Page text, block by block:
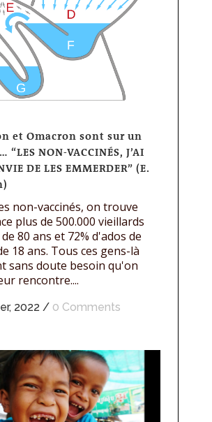
et Omacron sont sur un
“LES NON-VACCINÉS, J’AI
DE LES EMMERDER” (E.
non-vaccinés, on trouve
plus de 500.000 vieillards
80 ans et 72% d'ados de
18 ans. Tous ces gens-là
sans doute besoin qu'on
rencontre....
2022 / 0 Comments